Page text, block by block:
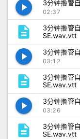
play_arrow 3分钟撸管
02:37
description
3分钟撸管
SE.wav.vtt
play_arrow 3分钟撸管
03:12
description
3分钟撸管
SE.wav.vtt
play_arrow 3分钟撸管
03:26
description
3分钟撸管
SE.wav.vtt